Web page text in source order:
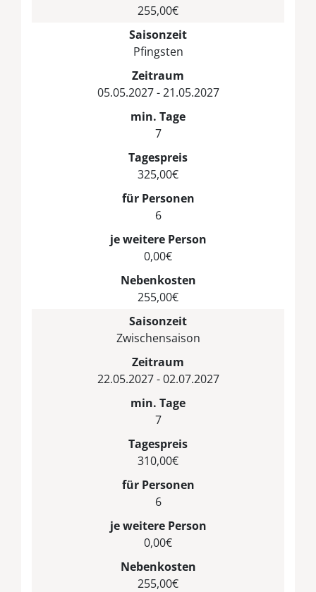
255,00€
Saisonzeit
Pfingsten
Zeitraum
05.05.2027 - 21.05.2027
min. Tage
7
Tagespreis
325,00€
für Personen
6
je weitere Person
0,00€
Nebenkosten
255,00€
Saisonzeit
Zwischensaison
Zeitraum
22.05.2027 - 02.07.2027
min. Tage
7
Tagespreis
310,00€
für Personen
6
je weitere Person
0,00€
Nebenkosten
255,00€